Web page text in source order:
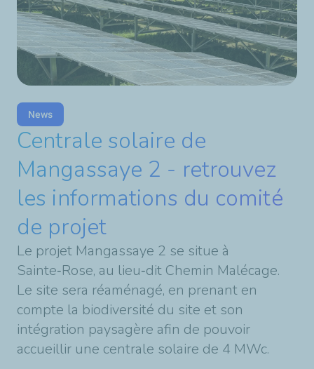
News
Centrale solaire de
Mangassaye 2 - retrouvez
les informations du comité
de projet
Le projet Mangassaye 2 se situe à
Sainte‑Rose, au lieu‑dit Chemin Malécage.
Le site sera réaménagé, en prenant en
compte la biodiversité du site et son
intégration paysagère afin de pouvoir
accueillir une centrale solaire de 4 MWc.